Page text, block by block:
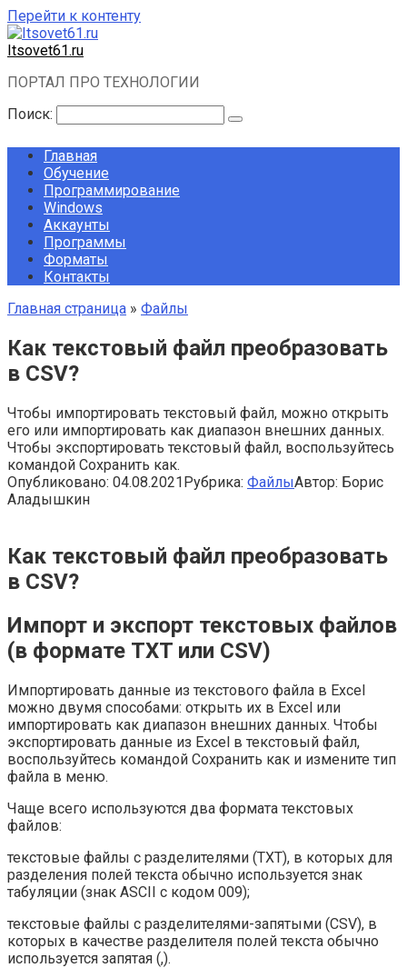
Перейти к контенту
Itsovet61.ru
ПОРТАЛ ПРО ТЕХНОЛОГИИ
Поиск:
Главная
Обучение
Программирование
Windows
Аккаунты
Программы
Форматы
Контакты
Главная страница » Файлы
Как текстовый файл преобразовать
в CSV?
Чтобы импортировать текстовый файл, можно открыть
его или импортировать как диапазон внешних данных.
Чтобы экспортировать текстовый файл, воспользуйтесь
командой Сохранить как.
Опубликовано: 04.08.2021Рубрика: ФайлыАвтор: Борис
Аладышкин
Как текстовый файл преобразовать
в CSV?
Импорт и экспорт текстовых файлов
(в формате TXT или CSV)
Импортировать данные из текстового файла в Excel
можно двумя способами: открыть их в Excel или
импортировать как диапазон внешних данных. Чтобы
экспортировать данные из Excel в текстовый файл,
воспользуйтесь командой Сохранить как и измените тип
файла в меню.
Чаще всего используются два формата текстовых
файлов:
текстовые файлы с разделителями (TXT), в которых для
разделения полей текста обычно используется знак
табуляции (знак ASCII с кодом 009);
текстовые файлы с разделителями-запятыми (CSV), в
которых в качестве разделителя полей текста обычно
используется запятая (,).